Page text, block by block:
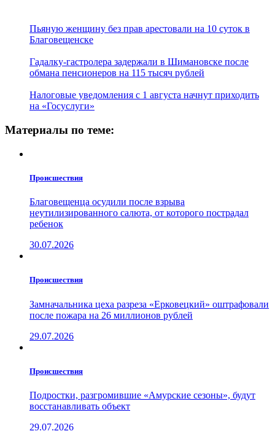
Пьяную женщину без прав арестовали на 10 суток в
Благовещенске
Гадалку-гастролера задержали в Шимановске после
обмана пенсионеров на 115 тысяч рублей
Налоговые уведомления с 1 августа начнут приходить
на «Госуслуги»
Материалы по теме:
Проиcшествия
Благовещенца осудили после взрыва
неутилизированного салюта, от которого пострадал
ребенок
30.07.2026
Проиcшествия
Замначальника цеха разреза «Ерковецкий» оштрафовали
после пожара на 26 миллионов рублей
29.07.2026
Проиcшествия
Подростки, разгромившие «Амурские сезоны», будут
восстанавливать объект
29.07.2026